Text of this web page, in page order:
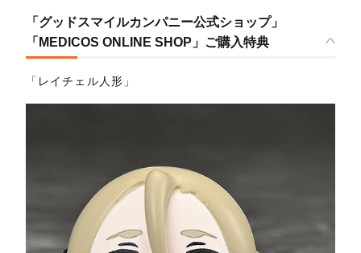
「グッドスマイルカンパニー公式ショップ」
「MEDICOS ONLINE SHOP」ご購入特典
「レイチェル人形」